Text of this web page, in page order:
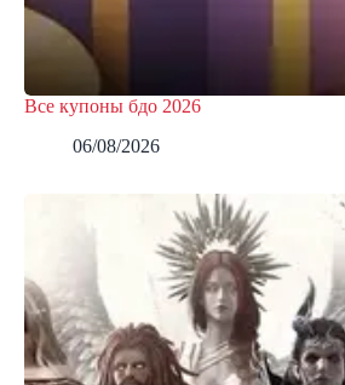
Все купоны бдо 2026
06/08/2026